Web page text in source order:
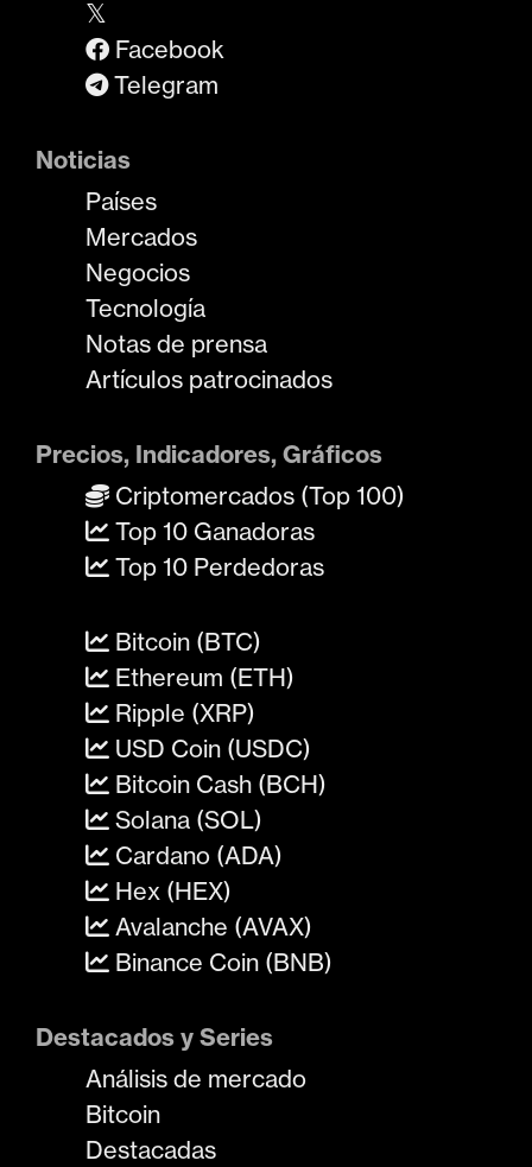
𝕏
Facebook
Telegram
Noticias
Países
Mercados
Negocios
Tecnología
Notas de prensa
Artículos patrocinados
Precios, Indicadores, Gráficos
Criptomercados (Top 100)
Top 10 Ganadoras
Top 10 Perdedoras
Bitcoin (BTC)
Ethereum (ETH)
Ripple (XRP)
USD Coin (USDC)
Bitcoin Cash (BCH)
Solana (SOL)
Cardano (ADA)
Hex (HEX)
Avalanche (AVAX)
Binance Coin (BNB)
Destacados y Series
Análisis de mercado
Bitcoin
Destacadas